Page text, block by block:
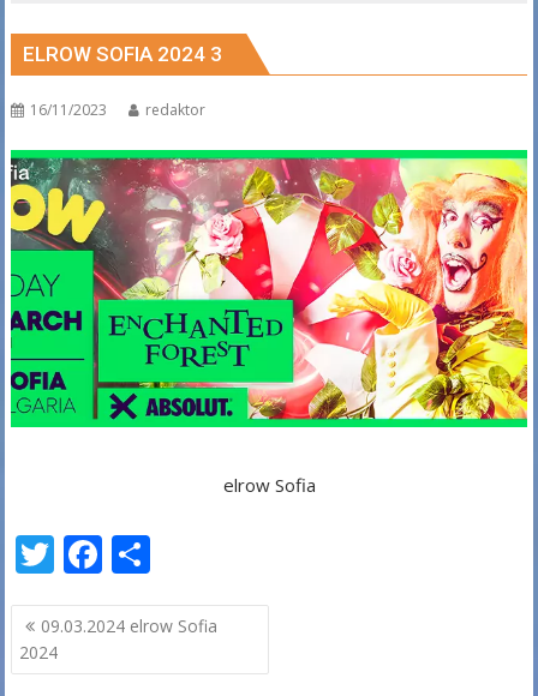
ELROW SOFIA 2024 3
16/11/2023 redaktor
elrow Sofia
T
w
itt
er
F
ac
e
b
h
ar
e
Навигация
09.03.2024 elrow Sofia
2024